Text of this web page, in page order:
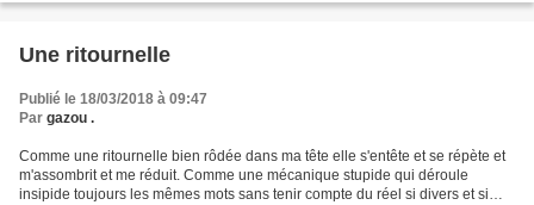
Une ritournelle
Publié le 18/03/2018 à 09:47
Par gazou .
Comme une ritournelle bien rôdée dans ma tête elle s'entête et se répète et
m'assombrit et me réduit. Comme une mécanique stupide qui déroule
insipide toujours les mêmes mots sans tenir compte du réel si divers et si